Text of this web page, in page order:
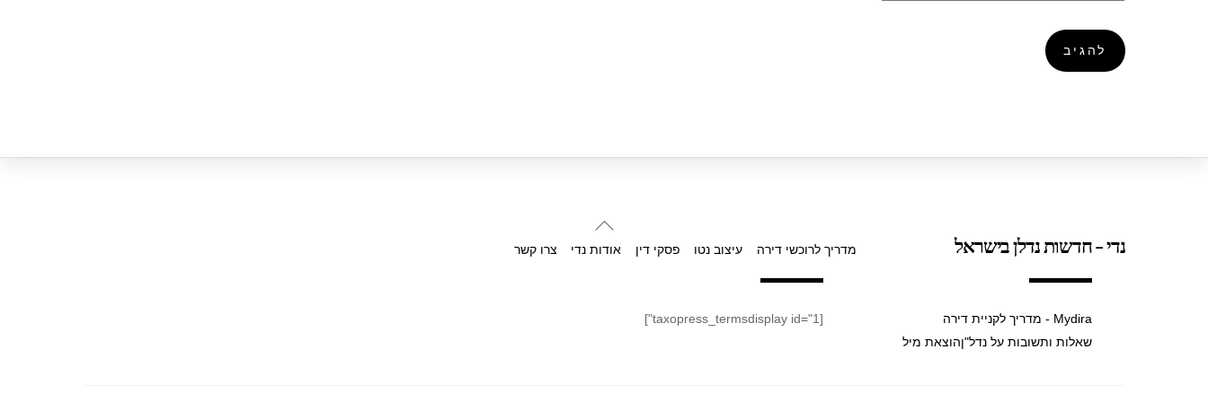
Back
To
נדי - חדשות נדלן בישראל מדריך לרוכשי דירה עיצוב נטו פסקי דין אודות נדי צרו קשר
Mydira - מדריך לקניית דירה
שאלות ותשובות על נדל"ןהוצאת מיל
[taxopress_termsdisplay id="1"]